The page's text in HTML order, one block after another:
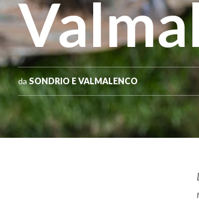
daSONDRIO E VALMALENCO